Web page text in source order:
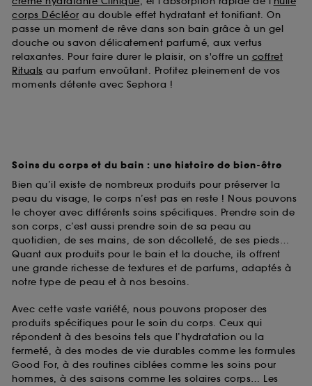
corps Décléor au double effet hydratant et tonifiant. On
passe un moment de rêve dans son bain grâce à un gel
douche ou savon délicatement parfumé, aux vertus
relaxantes. Pour faire durer le plaisir, on s'offre un coffret
Rituals au parfum envoûtant. Profitez pleinement de vos
moments détente avec Sephora !
Soins du corps et du bain : une histoire de bien-être
Bien qu’il existe de nombreux produits pour préserver la
peau du visage, le corps n’est pas en reste ! Nous pouvons
le choyer avec différents soins spécifiques. Prendre soin de
son corps, c’est aussi prendre soin de sa peau au
quotidien, de ses mains, de son décolleté, de ses pieds…
Quant aux produits pour le bain et la douche, ils offrent
une grande richesse de textures et de parfums, adaptés à
notre type de peau et à nos besoins.
Avec cette vaste variété, nous pouvons proposer des
produits spécifiques pour le soin du corps. Ceux qui
répondent à des besoins tels que l’hydratation ou la
fermeté, à des modes de vie durables comme les formules
Good For, à des routines ciblées comme les soins pour
hommes, à des saisons comme les solaires corps… Les